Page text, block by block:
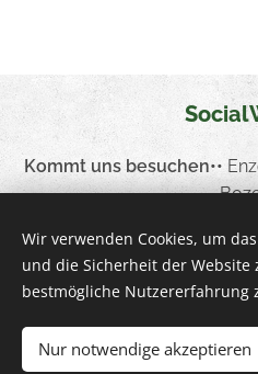
Kommt uns besuchen••
Ruft uns an••
Schreibt uns ••
MwSt••02845680210
Wir verwenden Cookies, um
und die Sicherheit der
bestmögliche Nutzererfahrung
Nur notwendige akzeptieren